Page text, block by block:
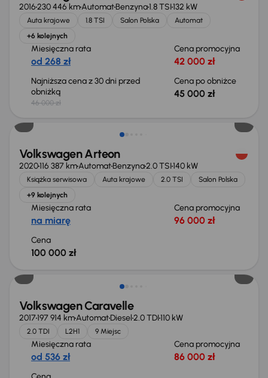
2016230 446 kmAutomatBenzyna1.8 TSI132 kW
Auta krajowe 1.8 TSI Salon Polska
Automat
+6 kolejnych
Miesięczna rata
od 268 zł
Cena promocyjna
42 000 zł
Najniższa cena z 30 dni przed
obniżką
46 000 zł
Cena po obniżce
45 000 zł
Możliwość odliczenia VAT
Volkswagen Arteon
2020116 387 kmAutomatBenzyna2.0 TSI140 kW
Książka serwisowa Auta krajowe 2.0 TSI
Salon Polska
+9 kolejnych
Miesięczna rata
na miarę
Cena promocyjna
96 000 zł
Cena
100 000 zł
Volkswagen Caravelle
2017197 914 kmAutomatDiesel2.0 TDI110 kW
2.0 TDI L2H1 9 Miejsc
Miesięczna rata
od 536 zł
Cena promocyjna
86 000 zł